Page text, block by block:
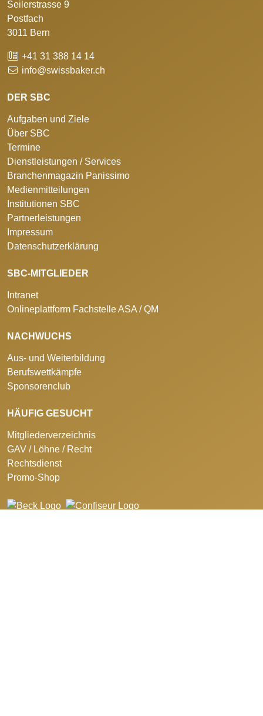
Seilerstrasse 9
Postfach
3011 Bern
+41 31 388 14 14
info@swissbaker.ch
DER SBC
Aufgaben und Ziele
Über SBC
Termine
Dienstleistungen / Services
Branchenmagazin Panissimo
Medienmitteilungen
Institutionen SBC
Partnerleistungen
Impressum
Datenschutzerklärung
SBC-MITGLIEDER
Intranet
Onlineplattform Fachstelle ASA / QM
NACHWUCHS
Aus- und Weiterbildung
Berufswettkämpfe
Sponsorenclub
HÄUFIG GESUCHT
Mitgliederverzeichnis
GAV / Löhne / Recht
Rechtsdienst
Promo-Shop